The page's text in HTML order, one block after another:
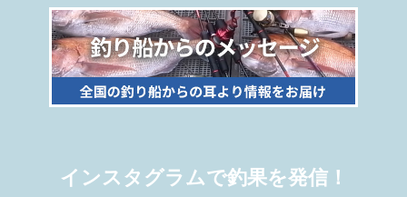
インスタグラムで釣果を発信！